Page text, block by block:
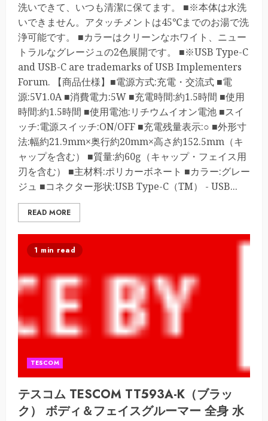
洗いできて、いつも清潔に保てます。 ■※本体は水洗
いできません。アタッチメントは45℃までのお湯で洗
浄可能です。 ■カラーはクリーンなホワイト、ニュー
トラルなグレージュの2色展開です。 ■※USB Type-C
and USB-C are trademarks of USB Implementers
Forum. 【商品仕様】■電源方式:充電・交流式 ■電
源:5V1.0A ■消費電力:5W ■充電時間:約1.5時間 ■使用
時間:約1.5時間 ■使用電池:リチウムイオン電池 ■スイ
ッチ:電源スイッチ:ON/OFF ■充電残量表示:○ ■外形寸
法:幅約21.9mm×奥行約20mm×高さ約152.5mm（キ
ャップを含む） ■質量:約60g（キャップ・フェイス用
刃を含む） ■主材料:ポリカーボネート ■カラー:グレー
ジュ ■コネクター形状:USB Type-C（TM） - USB...
READ MORE
1 min read
TESCOM
テスコム TESCOM TT593A-K（ブラッ
ク） ボディ＆フェイスグルーマー 全身 水